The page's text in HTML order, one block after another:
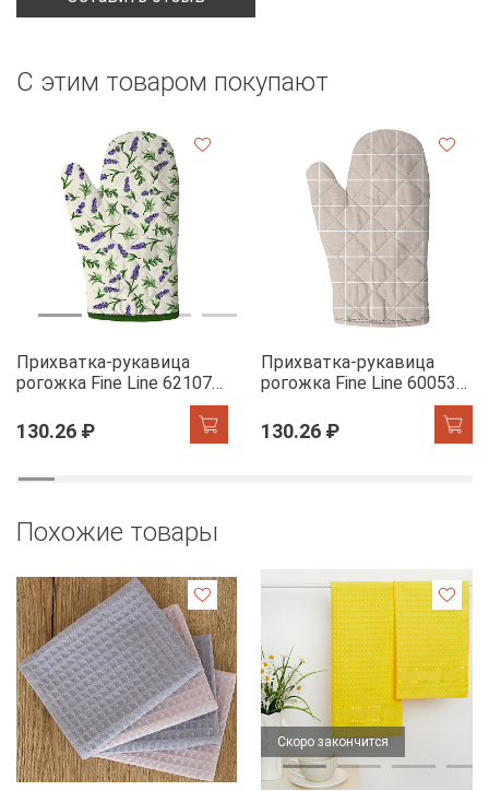
С этим товаром покупают
Прихватка-рукавица
рогожка Fine Line 62107-1
130.26 ₽
Прихватка-рукавица
рогожка Fine Line 60053-1
130.26 ₽
Похожие товары
Скоро закончится